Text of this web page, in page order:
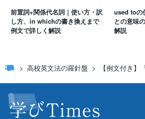
前置詞+関係代名詞｜使い方・訳
し方、in whichの書き換えまで
例文で詳しく解説
used toの
との意味
解説
高校英文法の羅針盤 【例文付き